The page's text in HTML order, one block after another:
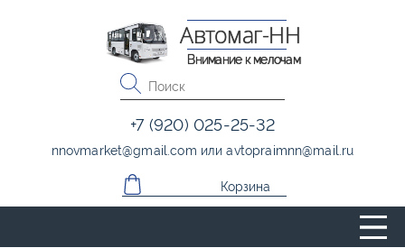
Автомаг-НН
Внимание к мелочам
+7 (920) 025-25-32
nnovmarket@gmail.com илиavtopraimnn@mail.ru
Корзина